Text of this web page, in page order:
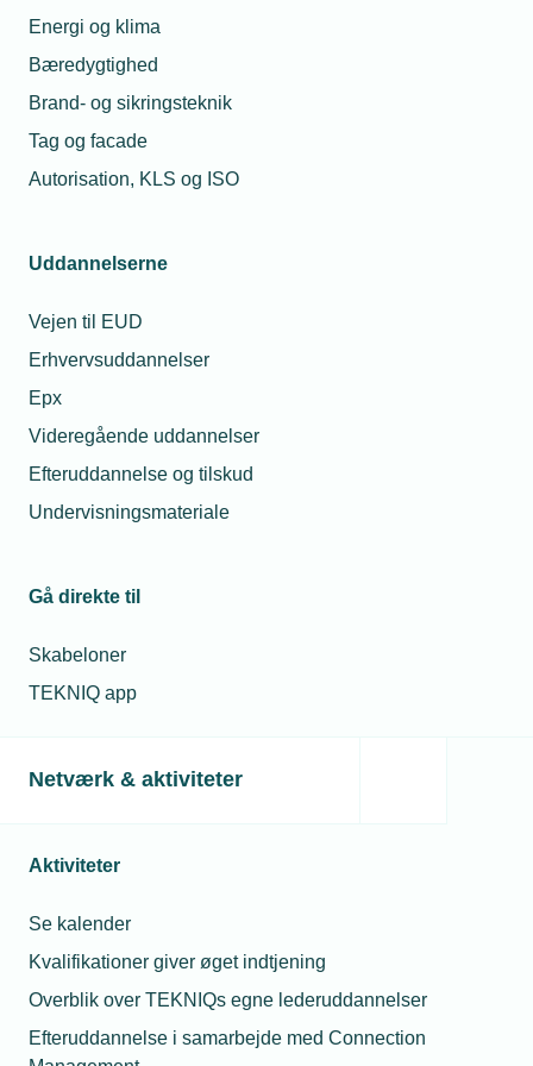
Energi og klima
Bæredygtighed
Brand- og sikringsteknik
Tag og facade
Autorisation, KLS og ISO
Uddannelserne
Vejen til EUD
Erhvervsuddannelser
Epx
Videregående uddannelser
Efteruddannelse og tilskud
Undervisningsmateriale
Gå direkte til
Skabeloner
TEKNIQ app
Netværk & aktiviteter
Aktiviteter
Se kalender
Kvalifikationer giver øget indtjening
Overblik over TEKNIQs egne lederuddannelser
Efteruddannelse i samarbejde med Connection
Relaterede nyheder
erhvervsliv har
25. aug. 2025
forældre tager
ordet til
jobsamtale
"Vi er alle en del